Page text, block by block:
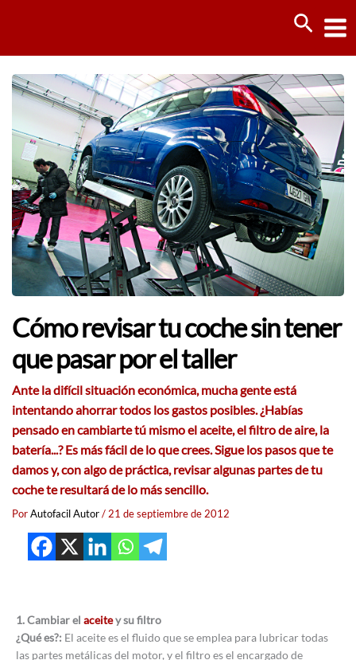
Cómo revisar tu coche sin tener
que pasar por el taller
Ante la difícilsituación económica, mucha gente está
intentando ahorrar todos losgastos posibles. ¿Habías
pensado en cambiarte tú mismo elaceite, elfiltro de aire, la
batería...? Es más fácil de lo que crees. Sigue los pasos que te
damos y, con algo depráctica,revisar algunas partes de tu
coche te resultará de lo más sencillo.
PorAutofacil Autor/ 21 de septiembre de 2012
1. Cambiar el aceitey su filtro
¿Qué es?: El aceite es el fluido que se emplea para lubricar todas
las partes metálicas del motor, y el filtro es el encargado de